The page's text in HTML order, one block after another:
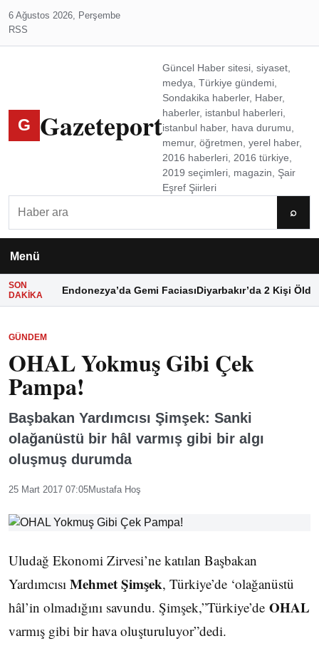
6 Ağustos 2026, Perşembe
RSS
G Gazeteport
Güncel Haber sitesi, siyaset,
medya, Türkiye gündemi,
Sondakika haberler, Haber,
haberler, istanbul haberleri,
istanbul haber, hava durumu,
memur, öğretmen, yerel haber,
2016 haberleri, 2016 türkiye,
2019 seçimleri, magazin, Şair
Eşref Şiirleri
⌕
Menü
SON
DAKIKA
Endonezya’da Gemi FaciasıDiyarbakır’da 2 Kişi Öldü
GÜNDEM
OHAL Yokmuş Gibi Çek
Pampa!
Başbakan Yardımcısı Şimşek: Sanki
olağanüstü bir hâl varmış gibi bir algı
oluşmuş durumda
25 Mart 2017 07:05Mustafa Hoş
Uludağ Ekonomi Zirvesi’ne katılan Başbakan
Yardımcısı Mehmet Şimşek, Türkiye’de ‘olağanüstü
hâl’in olmadığını savundu. Şimşek,”Türkiye’de OHAL
varmış gibi bir hava oluşturuluyor”dedi.